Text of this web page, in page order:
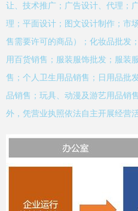
让、技术推广；广告设计、代理；
理；平面设计；图文设计制作；市
售需要许可的商品）；化妆品批发
用百货销售；服装服饰批发；服装
售；个人卫生用品销售；日用品批
品销售；玩具、动漫及游艺用品销
外，凭营业执照依法自主开展经营活